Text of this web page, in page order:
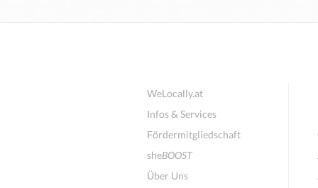
WeLocally.at
Infos & Services
Fördermitgliedschaft
sheBOOST
Über Uns